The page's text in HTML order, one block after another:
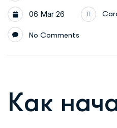
06 Mar 26
No Comments
Как